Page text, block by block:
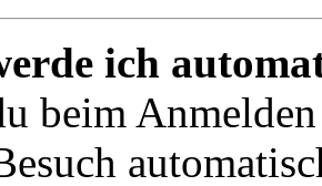
ich
beim